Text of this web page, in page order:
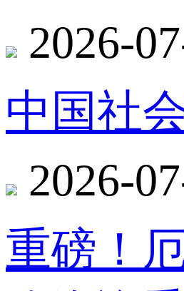
2026-
中国社
2026-
重磅！